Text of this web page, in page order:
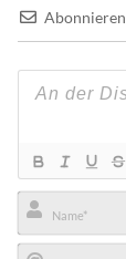
Abonnieren
Name*